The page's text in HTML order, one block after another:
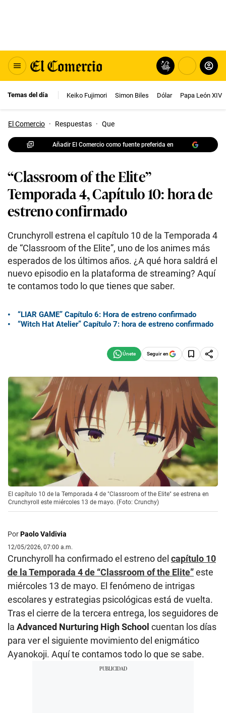
Temas del día Keiko Fujimori Simon Biles Dólar Papa León XIV
El Comercio · Respuestas · Que
Añadir El Comercio como fuente preferida en
“Classroom of the Elite”
Temporada 4, Capítulo 10: hora de
estreno confirmado
Crunchyroll estrena el capítulo 10 de la Temporada 4
de “Classroom of the Elite”, uno de los animes más
esperados de los últimos años. ¿A qué hora saldrá el
nuevo episodio en la plataforma de streaming? Aquí
te contamos todo lo que tienes que saber.
“LIAR GAME” Capítulo 6: Hora de estreno confirmado
“Witch Hat Atelier” Capítulo 7: hora de estreno confirmado
Seguir en
El capítulo 10 de la Temporada 4 de "Classroom of the Elite" se estrena en
Crunchyroll este miércoles 13 de mayo. (Foto: Crunchy)
PorPaolo Valdivia
12/05/2026, 07:00 a.m.
Crunchyroll ha confirmado el estreno del capítulo 10
de la Temporada 4 de “Classroom of the Elite”este
miércoles 13 de mayo. El fenómeno de intrigas
escolares y estrategias psicológicas está de vuelta.
Tras el cierre de la tercera entrega, los seguidores de
la Advanced Nurturing High School cuentan los días
para ver el siguiente movimiento del enigmático
Ayanokoji. Aquí te contamos todo lo que se sabe.